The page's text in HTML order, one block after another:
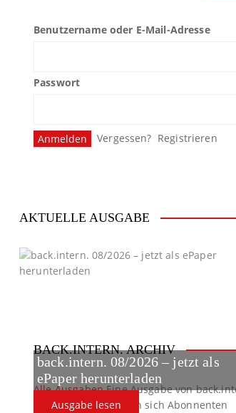
Benutzername oder E-Mail-Adresse
Passwort
Vergessen? Registrieren
AKTUELLE AUSGABE
back.intern. 08/2026 – jetzt als
ePaper herunterladen
Ausgabe lesen
BACK.INTERN. ARCHIV
Alle AusgabenEine Ausgabe von
verpasst? Hier können sich Abonnenten